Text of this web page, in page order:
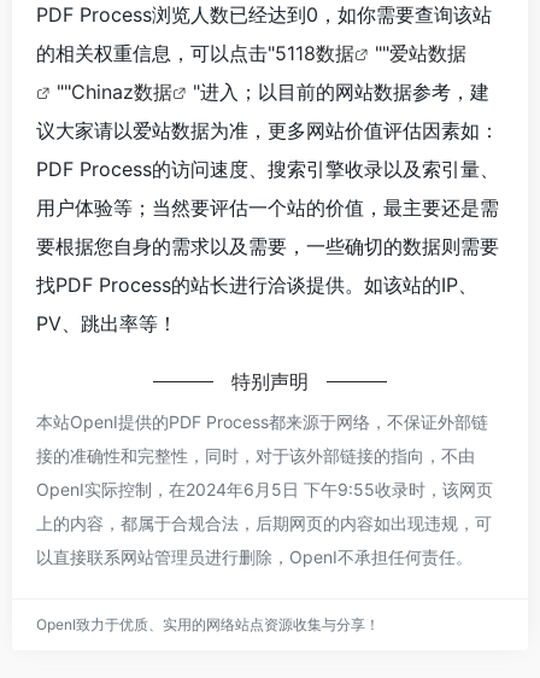
PDF Process浏览人数已经达到0，如你需要查询该站
的相关权重信息，可以点击"5118数据 ""爱站数据
""Chinaz数据
"进入；以目前的网站数据参考，建
议大家请以爱站数据为准，更多网站价值评估因素如：
PDF Process的访问速度、搜索引擎收录以及索引量、
用户体验等；当然要评估一个站的价值，最主要还是需
要根据您自身的需求以及需要，一些确切的数据则需要
找PDF Process的站长进行洽谈提供。如该站的IP、
PV、跳出率等！
特别声明
本站OpenI提供的PDF Process都来源于网络，不保证外部链
接的准确性和完整性，同时，对于该外部链接的指向，不由
OpenI实际控制，在2024年6月5日 下午9:55收录时，该网页
上的内容，都属于合规合法，后期网页的内容如出现违规，可
以直接联系网站管理员进行删除，OpenI不承担任何责任。
OpenI致力于优质、实用的网络站点资源收集与分享！